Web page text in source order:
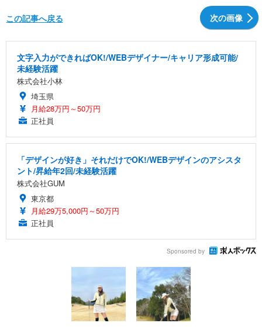
次の画像
この記事へ戻る
文字入力ができればOK!/WEBデザイナー/キャリア形成可能/
未経験活躍
株式会社小林
埼玉県
月給28万円～50万円
正社員
「デザインが好き」それだけでOK!/WEBデザインのアシスタ
ント/昇給年2回/未経験活躍
株式会社GUM
東京都
月給29万5,000円～50万円
正社員
Sponsored by